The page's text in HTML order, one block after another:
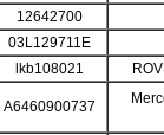
12642700
03L129711E
lkb108021
A6460900737